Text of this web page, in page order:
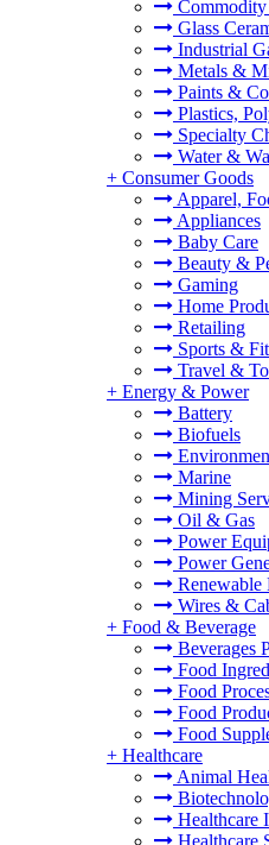
Glass
Industrial
Metals &
Paints &
Plastics,
Specialty
Water &
+ Consumer Goods
Apparel,
Appliances
Baby Care
Beauty &
Gaming
Home
Retailing
Sports &
Travel &
+ Energy & Power
Battery
Biofuels
Marine
Mining
Oil & Gas
Power
Power
Renewable
Wires &
+ Food & Beverage
Beverages
Food
Food
Food
Food
+ Healthcare
Animal
Healthcare
Healthcare